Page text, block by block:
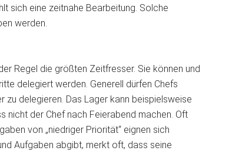
sich eine zeitnahe Bearbeitung. Solche
werden.
Regel die größten Zeitfresser. Sie können und
delegiert werden. Generell dürfen Chefs
zu delegieren. Das Lager kann beispielsweise
nicht der Chef nach Feierabend machen. Oft
von „niedriger Priorität“ eignen sich
Aufgaben abgibt, merkt oft, dass seine